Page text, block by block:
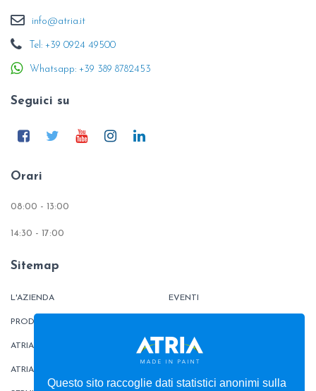
Questo sito raccoglie dati statistici anonimi sulla
info@atria.it
Tel: +39 0924 49500
Whatsapp: +39 389 8782453
Seguici su
Orari
08:00 - 13:00
14:30 - 17:00
Sitemap
L'AZIENDA
PRODOTTI
ATRIATHERMIKA
ATRIAFLOOR
EVENTI
CONTATTI